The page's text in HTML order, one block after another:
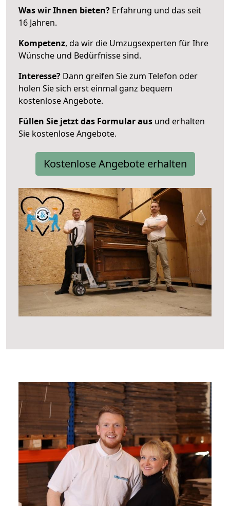
Was wir Ihnen bieten? Erfahrung und das seit
16 Jahren.
Kompetenz, da wir die Umzugsexperten für Ihre
Wünsche und Bedürfnisse sind.
Interesse? Dann greifen Sie zum Telefon oder
holen Sie sich erst einmal ganz bequem
kostenlose Angebote.
Füllen Sie jetzt das Formular aus und erhalten
Sie kostenlose Angebote.
Kostenlose Angebote erhalten